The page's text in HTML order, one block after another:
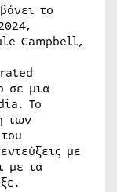
το
Campbell,
σε μια
Το
των
με
με τα